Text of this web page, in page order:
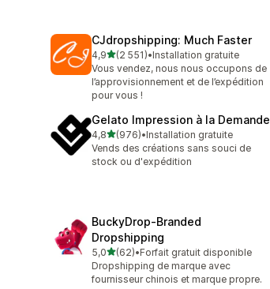
CJdropshipping: Much Faster
4,9étoile(s) sur 5
(2 551)
2551 avis au total
•Installation gratuite
Vous vendez, nous nous occupons de
l’approvisionnement et de l’expédition
pour vous !
Gelato Impression à la Demande
4,8étoile(s) sur 5
(976)
976 avis au total
•Installation gratuite
Vends des créations sans souci de
stock ou d'expédition
BuckyDrop‑Branded
Dropshipping
5,0étoile(s) sur 5
(62)
62 avis au total
•Forfait gratuit disponible
Dropshipping de marque avec
fournisseur chinois et marque propre.